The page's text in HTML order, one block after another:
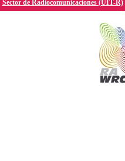
Sector de Radiocomunicaciones (UIT-R)